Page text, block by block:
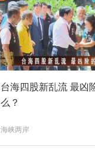
预约
预约
台海四股新乱流 最凶
么？
海峡两岸